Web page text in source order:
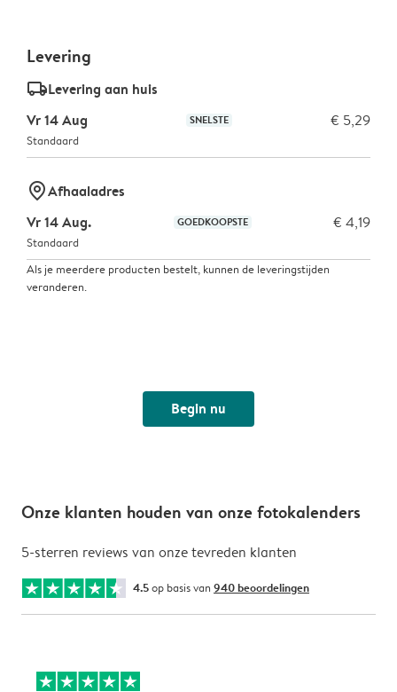
Levering
delivery_standard_v2Levering aan huis
Vr 14 Aug
SNELSTE € 5,29
Standaard
marker-pinAfhaaladres
Vr 14 Aug.
GOEDKOOPSTE € 4,19
Standaard
Als je meerdere producten bestelt, kunnen de leveringstijden
veranderen.
Begin nu
Onze klanten houden van onze fotokalenders
5-sterren reviews van onze tevreden klanten
4.5op basis van 940 beoordelingen